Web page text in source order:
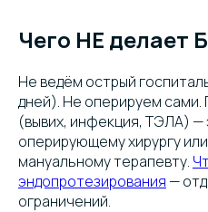
Чего НЕ делает
Не ведём острый
дней). Не оперируем сами.
(вывих, инфекция, ТЭЛА)
оперирующему хирургу
мануальному терапевту.
эндопротезирования —
ограничений.